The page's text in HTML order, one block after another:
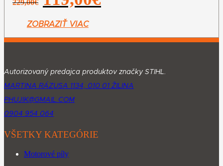
229,00€
cena
229,00€.
ZOBRAZIŤ VIAC
Autorizovaný predajca produktov značky STIHL.
MARTINA RÁZUSA 1134, 010 01 ŽILINA
PHUJIK@GMAIL.COM
0904 954 064
VŠETKY KATEGÓRIE
Motorové píly